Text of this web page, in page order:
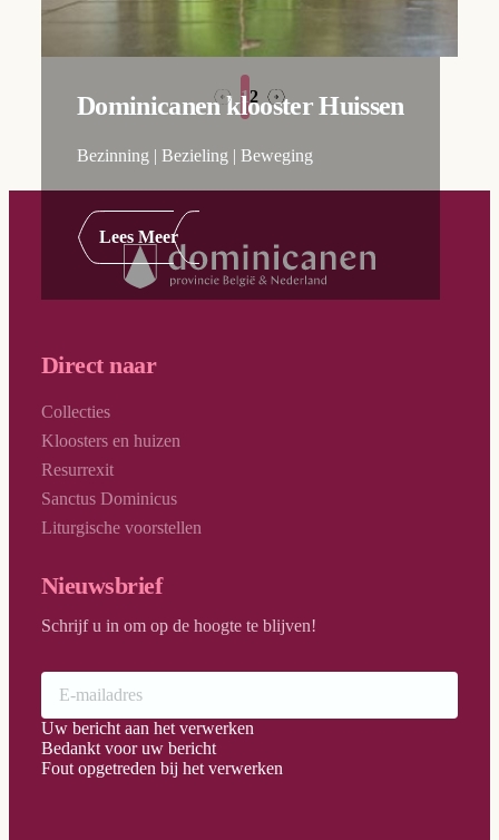
Dominicanen klooster Huissen
Bezinning | Bezieling | Beweging
Lees Meer
← 12 →
Direct naar
Collecties
Kloosters en huizen
Resurrexit
Sanctus Dominicus
Liturgische voorstellen
Nieuwsbrief
Schrijf u in om op de hoogte te blijven!
Uw bericht aan het verwerken
Bedankt voor uw bericht
Fout opgetreden bij het verwerken